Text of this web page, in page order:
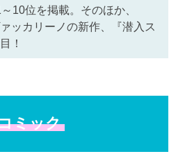
10位を掲載。そのほか、
ッカリーノの新作、『潜入ス
！
ミック